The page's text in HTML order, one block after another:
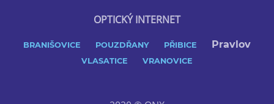
OPTICKÝ INTERNET
BRANIŠOVICE POUZDŘANY PŘIBICE Pravlov
VLASATICE VRANOVICE